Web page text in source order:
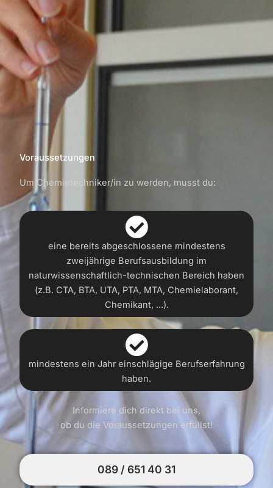
Voraussetzungen
Um Chemietechniker/in zu werden, musst du:
eine bereits abgeschlossene mindestens
zweijährige Berufsausbildung im
naturwissenschaftlich-technischen Bereich haben
(z.B. CTA, BTA, UTA, PTA, MTA, Chemielaborant,
Chemikant, ...).
mindestens ein Jahr einschlägige Berufserfahrung
haben.
Informiere dich direkt bei uns,
ob du die Voraussetzungen erfüllst!
089 / 651 40 31